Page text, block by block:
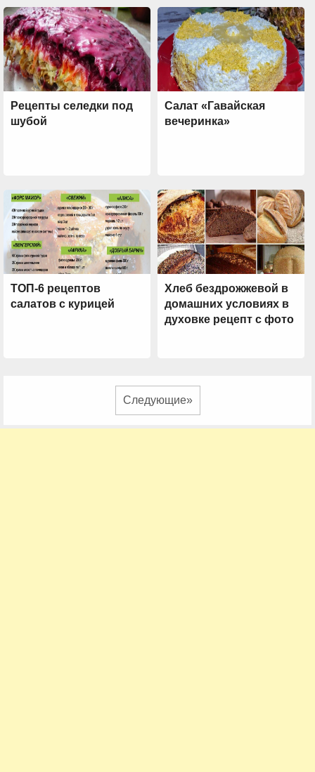
Рецепты селедки под
шубой
Салат «Гавайская
вечеринка»
ТОП-6 рецептов
салатов с курицей
Хлеб бездрожжевой в
домашних условиях в
духовке рецепт с фото
Следующие»